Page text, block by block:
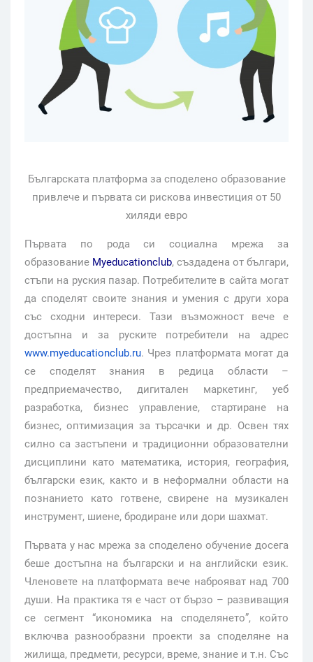
Българската платформа за споделено образование
привлече и първата си рискова инвестиция от 50
хиляди евро
Първата по рода си социална мрежа за
образование Myeducationclub, създадена от българи,
стъпи на руския пазар. Потребителите в сайта могат
да споделят своите знания и умения с други хора
със сходни интереси. Тази възможност вече е
достъпна и за руските потребители на адрес
www.myeducationclub.ru. Чрез платформата могат да
се споделят знания в редица области –
предприемачество, дигитален маркетинг, уеб
разработка, бизнес управление, стартиране на
бизнес, оптимизация за търсачки и др. Освен тях
силно са застъпени и традиционни образователни
дисциплини като математика, история, география,
български език, както и в неформални области на
познанието като готвене, свирене на музикален
инструмент, шиене, бродиране или дори шахмат.
Първата у нас мрежа за споделено обучение досега
беше достъпна на български и на английски език.
Членовете на платформата вече наброяват над 700
души. На практика тя е част от бързо – развиващия
се сегмент “икономика на споделянето”, който
включва разнообразни проекти за споделяне на
жилища, предмети, ресурси, време, знание и т.н. Със